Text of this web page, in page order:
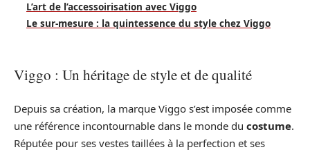
L’art de l’accessoirisation avec Viggo
Le sur-mesure : la quintessence du style chez Viggo
Viggo : Un héritage de style et de qualité
Depuis sa création, la marque Viggo s’est imposée comme
une référence incontournable dans le monde du costume.
Réputée pour ses vestes taillées à la perfection et ses